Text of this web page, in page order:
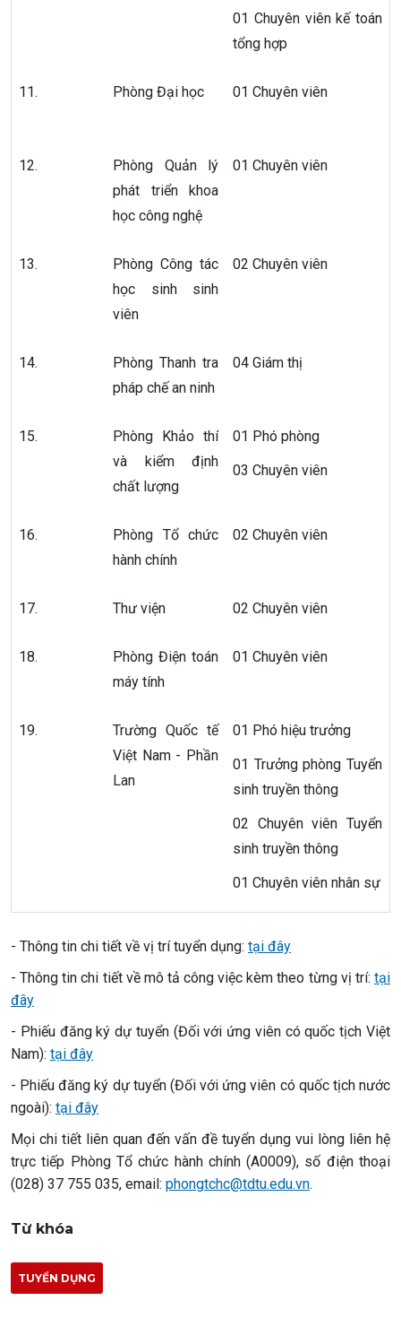
01 Chuyên viên kế toán
tổng hợp
11. Phòng Đại học 01 Chuyên viên
12.
Phòng Quản lý
phát triển khoa
học công nghệ
01 Chuyên viên
13.
Phòng Công tác
học sinh sinh
viên
02 Chuyên viên
14.
Phòng Thanh tra
pháp chế an ninh
04 Giám thị
15.
Phòng Khảo thí
và kiểm định
chất lượng
01 Phó phòng
03 Chuyên viên
16.
Phòng Tổ chức
hành chính
02 Chuyên viên
17. Thư viện 02 Chuyên viên
18.
Phòng Điện toán
máy tính
01 Chuyên viên
19.
Trường Quốc tế
Việt Nam - Phần
Lan
01 Phó hiệu trưởng
01 Trưởng phòng Tuyển
sinh truyền thông
02 Chuyên viên Tuyển
sinh truyền thông
01 Chuyên viên nhân sự
- Thông tin chi tiết về vị trí tuyển dụng: tại đây
- Thông tin chi tiết về mô tả công việc kèm theo từng vị trí: tại
đây
- Phiếu đăng ký dự tuyển (Đối với ứng viên có quốc tịch Việt
Nam): tại đây
- Phiếu đăng ký dự tuyển (Đối với ứng viên có quốc tịch nước
ngoài): tại đây
Mọi chi tiết liên quan đến vấn đề tuyển dụng vui lòng liên hệ
trực tiếp Phòng Tổ chức hành chính (A0009), số điện thoại
(028) 37 755 035, email: phongtchc@tdtu.edu.vn.
Từ khóa
TUYỂN DỤNG